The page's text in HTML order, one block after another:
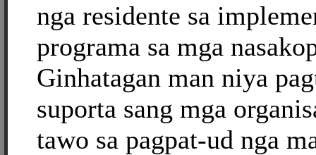
nga residente sa
programa sa mga
Ginhatagan man niya
suporta sang mga
tawo sa pagpat-ud nga